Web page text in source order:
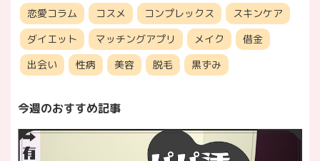
恋愛コラム コスメ コンプレックス
スキンケア
ダイエット
マッチングアプリ メイク
借金
出会い
性病 美容 脱毛 黒ずみ
今週のおすすめ記事